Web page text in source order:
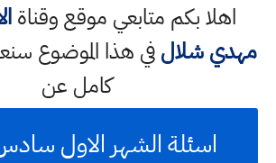
اهلا بكم متابعي موقع وقناة
مهدي شلالفي هذا الموضوع
كامل عن
اسئلة الشهر الاول